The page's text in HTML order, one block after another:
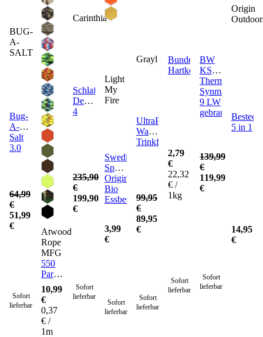
BUG-
A-
SALT
Bug-
A-
Salt
3.0
64,99
€
51,99
€
Sofort
lieferbar
Atwood
Rope
MFG
550
Paracord
Seil 4
mm -
30
Meter
10,99
€
0,37
€ /
1m
Carinthia
Schlafsack
Defence
4
235,90
€
199,90
€
Sofort
lieferbar
Light
My
Fire
Swedish
Spork
Original
Bio
Essbesteck
3,99
€
Sofort
lieferbar
Grayl
UltraPress
Wasserfilter
Trinkflasche
99,95
€
89,95
€
Sofort
lieferbar
Bundeswehr
Hartkekse
2,79
€
22,32
€ /
1kg
Sofort
lieferbar
BW
KSK
Thermomatte
Synmat
9 LW
gebraucht
139,99
€
119,99
€
Sofort
lieferbar
Origin
5 in 1
14,95
€